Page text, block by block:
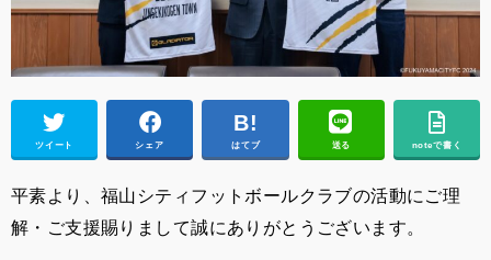
ツイート シェア はてブ 送る noteで書く
平素より、福山シティフットボールクラブの活動にご理
解・ご支援賜りまして誠にありがとうございます。